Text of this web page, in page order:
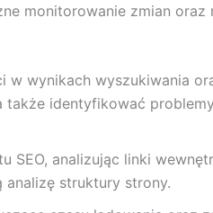
monitorowanie zmian oraz
w wynikach wyszukiwania
także identyfikować
SEO, analizując linki
analizę struktury strony.